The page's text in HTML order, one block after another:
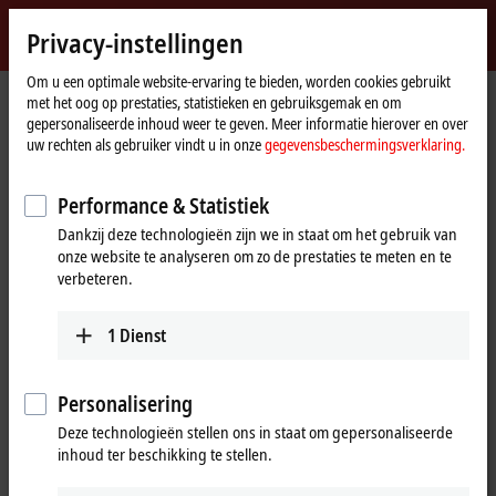
Beckhoff
-
New
Automation
Technology
startpaginaBedrijf
News
Tutorial: TwinCAT 3 C++ | A first TwinCAT 3 C++ project
Als u "Accepteren" klikt, verschijnt de video en passen wij uw
privacy-instelling aan. Daarbij wordt externe inhoud van Vimeo
Privacy-instellingen
Om u een optimale website-ervaring te bieden, worden cookies gebruikt
met het oog op prestaties, statistieken en gebruiksgemak en om
gepersonaliseerde inhoud weer te geven. Meer informatie hierover en over
uw rechten als gebruiker vindt u in onzegegevensbeschermingsverklaring.
Performance & Statistiek
Dankzij deze technologieën zijn we in staat om het gebruik van
onze website te analyseren om zo de prestaties te meten en te
verbeteren.
1 Dienst
Personalisering
Deze technologieën stellen ons in staat om gepersonaliseerde
inhoud ter beschikking te stellen.